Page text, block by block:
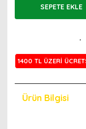
SEPETE EKLE
1400 TL ÜZERİ
Ürün Bilgisi